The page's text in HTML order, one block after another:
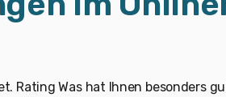
Rating Was hat Ihnen besonders